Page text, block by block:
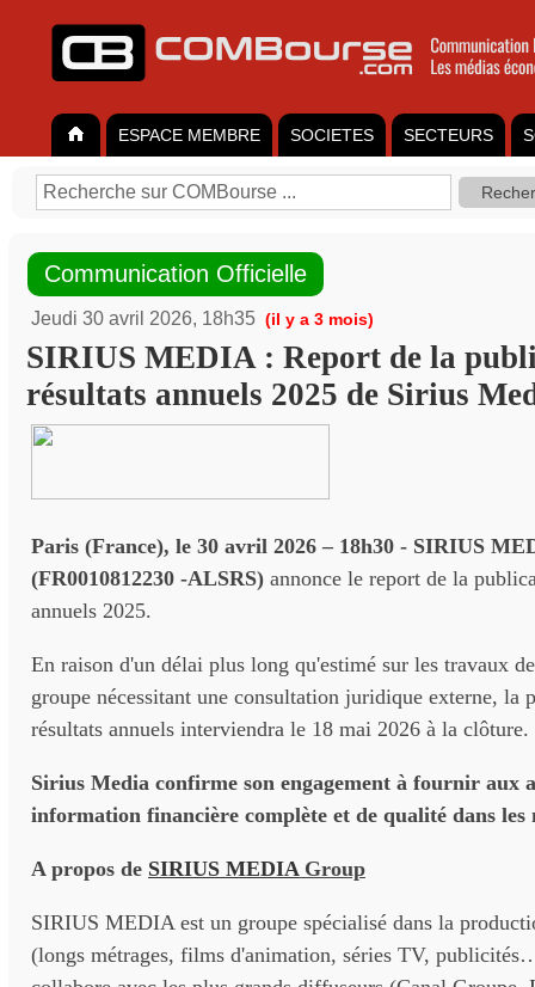
ESPACE MEMBRE SOCIETES SECTEURS
Communication Officielle
Jeudi 30 avril 2026, 18h35 (il y a 3 mois)
SIRIUS MEDIA : Report de la
résultats annuels 2025 de Sirius
Paris (France), le 30 avril 2026 – 18h30 - SIRIUS
(FR0010812230 -ALSRS) annonce le report de la
annuels 2025.
En raison d'un délai plus long qu'estimé sur les travaux
groupe nécessitant une consultation juridique externe, la
résultats annuels interviendra le 18 mai 2026 à la clôture.
Sirius Media confirme son engagement à fournir aux
information financière complète et de qualité dans les
A propos de SIRIUS MEDIAGroup
SIRIUS MEDIA est un groupe spécialisé dans la
(longs métrages, films d'animation, séries TV,